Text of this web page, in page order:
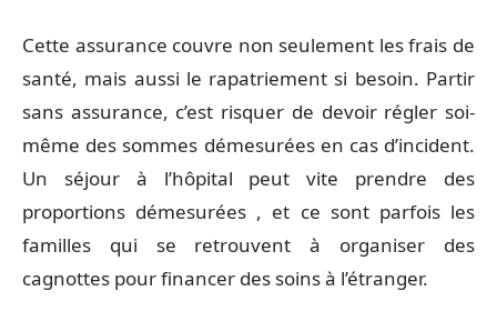
Cette assurance couvre non seulement les frais de
santé, mais aussi le rapatriement si besoin. Partir
sans assurance, c’est risquer de devoir régler soi-
même des sommes démesurées en cas d’incident.
Un séjour à l’hôpital peut vite prendre des
proportions démesurées , et ce sont parfois les
familles qui se retrouvent à organiser des
cagnottes pour financer des soins à l’étranger.